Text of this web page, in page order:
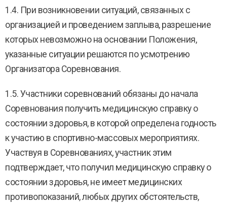
1.4. При возникновении ситуаций, связанных с
организацией и проведением заплыва, разрешение
которых невозможно на основании Положения,
указанные ситуации решаются по усмотрению
Организатора Соревнования.
1.5. Участники соревнований обязаны до начала
Соревнования получить медицинскую справку о
состоянии здоровья, в которой определена годность
к участию в спортивно-массовых мероприятиях.
Участвуя в Соревнованиях, участник этим
подтверждает, что получил медицинскую справку о
состоянии здоровья, не имеет медицинских
противопоказаний, любых других обстоятельств,